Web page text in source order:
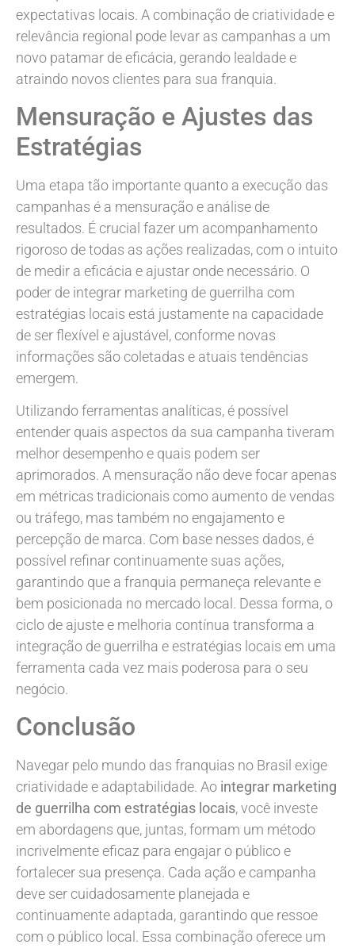
expectativas locais. A combinação de criatividade e
relevância regional pode levar as campanhas a um
novo patamar de eficácia, gerando lealdade e
atraindo novos clientes para sua franquia.
Mensuração e Ajustes das
Estratégias
Uma etapa tão importante quanto a execução das
campanhas é a mensuração e análise de
resultados. É crucial fazer um acompanhamento
rigoroso de todas as ações realizadas, com o intuito
de medir a eficácia e ajustar onde necessário. O
poder de integrar marketing de guerrilha com
estratégias locais está justamente na capacidade
de ser flexível e ajustável, conforme novas
informações são coletadas e atuais tendências
emergem.
Utilizando ferramentas analíticas, é possível
entender quais aspectos da sua campanha tiveram
melhor desempenho e quais podem ser
aprimorados. A mensuração não deve focar apenas
em métricas tradicionais como aumento de vendas
ou tráfego, mas também no engajamento e
percepção de marca. Com base nesses dados, é
possível refinar continuamente suas ações,
garantindo que a franquia permaneça relevante e
bem posicionada no mercado local. Dessa forma, o
ciclo de ajuste e melhoria contínua transforma a
integração de guerrilha e estratégias locais em uma
ferramenta cada vez mais poderosa para o seu
negócio.
Conclusão
Navegar pelo mundo das franquias no Brasil exige
criatividade e adaptabilidade. Ao integrar marketing
de guerrilha com estratégias locais, você investe
em abordagens que, juntas, formam um método
incrivelmente eficaz para engajar o público e
fortalecer sua presença. Cada ação e campanha
deve ser cuidadosamente planejada e
continuamente adaptada, garantindo que ressoe
com o público local. Essa combinação oferece um